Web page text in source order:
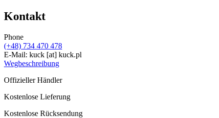
Kontakt
Phone
(+48) 734 470 478
E-Mail: kuck [at] kuck.pl
Wegbeschreibung
Offizieller Händler
Kostenlose Lieferung
Kostenlose Rücksendung